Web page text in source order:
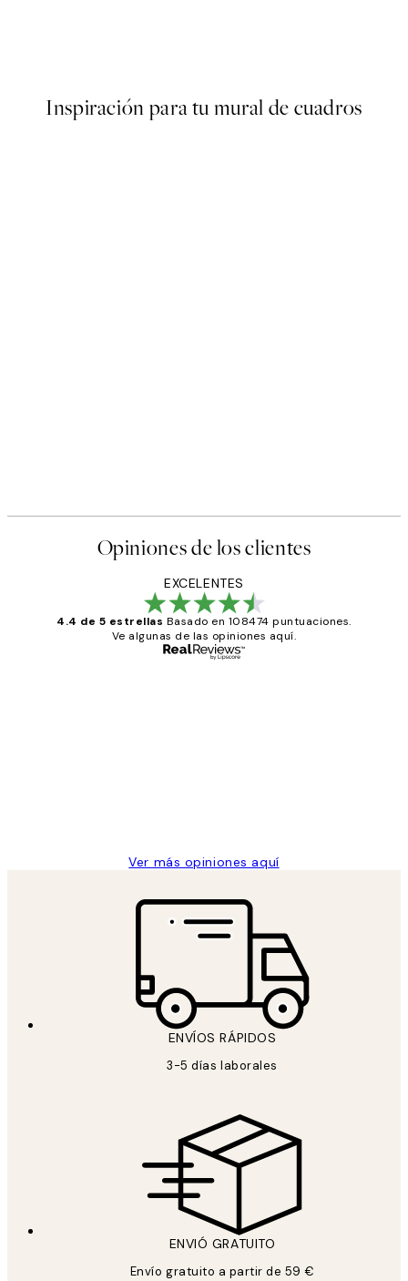
Inspiración para tu mural de cuadros
Opiniones de los clientes
EXCELENTES
4.4 de 5 estrellas Basado en 108474 puntuaciones.
Ve algunas de las opiniones aquí.
Ver más opiniones aquí
ENVÍOS RÁPIDOS
3-5 días laborales
ENVIÓ GRATUITO
Envío gratuito a partir de 59 €